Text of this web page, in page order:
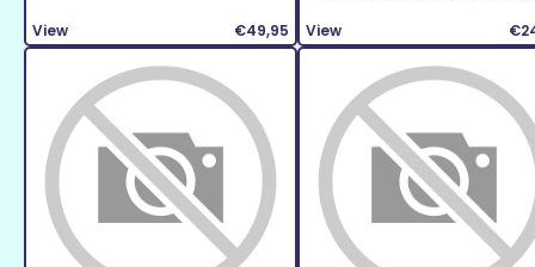
View €49,95 View